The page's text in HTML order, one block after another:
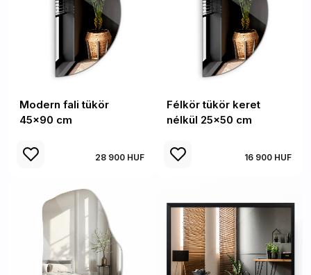
Modern fali tükör
45x90 cm
28 900 HUF
Félkör tükör keret
nélkül 25x50 cm
16 900 HUF